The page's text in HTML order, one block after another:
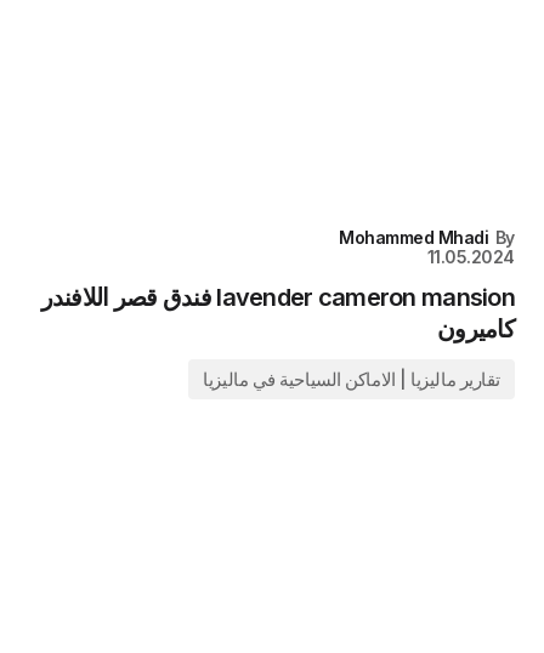
By
Mohammed Mhadi
11.05.2024
lavender cameron mansion فندق قصر اللافندر
كاميرون
تقارير ماليزيا | الاماكن السياحية في ماليزيا